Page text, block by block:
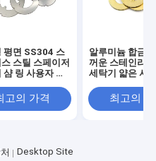
평면 SS304 스
스틸 스페이저
샴 링 사용자 정
고의 가격
알루미늄 합금
꺼운 스테인리
세탁기 얇은 셔
최고의
Desktop Site